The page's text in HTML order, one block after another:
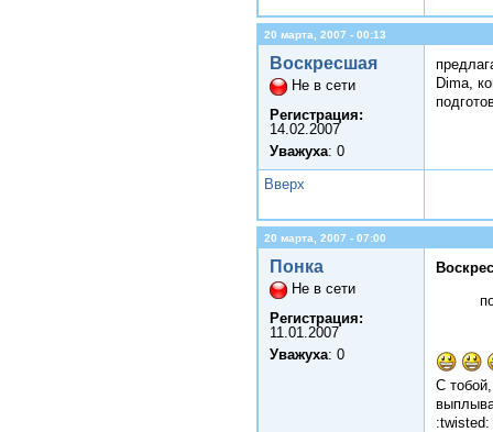
20 марта, 2007 - 00:13
Воскресшая
Не в сети
Регистрация:
14.02.2007
Уважуха: 0
Dima,
Вверх
20 марта, 2007 - 07:00
Понка
Не в сети
Регистрация:
11.01.2007
Уважуха: 0
С
:twisted: